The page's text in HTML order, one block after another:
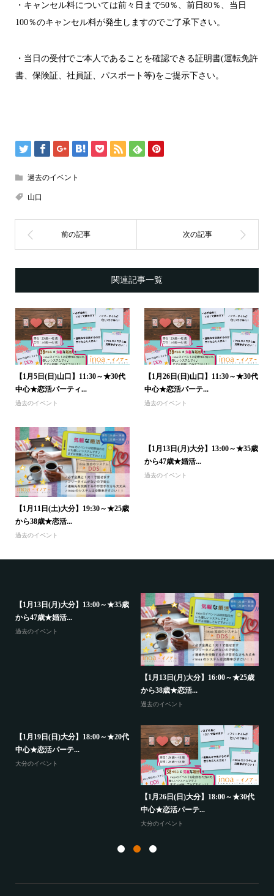
・キャンセル料については前々日まで50％、前日80％、当日
100％のキャンセル料が発生しますのでご了承下さい。
・当日の受付でご本人であることを確認できる証明書(運転免許
書、保険証、社員証、パスポート等)をご提示下さい。
過去のイベント
山口
関連記事一覧
【1月5日(日)山口】11:30～★30代
中心★恋活パーティ...
過去のイベント
【1月26日(日)山口】11:30～★30代
中心★恋活パーテ...
過去のイベント
【1月11日(土)大分】19:30～★25歳
から38歳★恋活...
過去のイベント
【1月13日(月)大分】13:00～★35歳
から47歳★婚活...
過去のイベント
【1月13日(月)大分】13:00～★35歳
から47歳★婚活...
過去のイベント
【1月13日(月)大分】16:00～★25歳
から38歳★恋活...
過去のイベント
【1月19日(日)大分】18:00～★20代
中心★恋活パーテ...
大分のイベント
【1月26日(日)大分】18:00～★30代
中心★恋活パーテ...
大分のイベント